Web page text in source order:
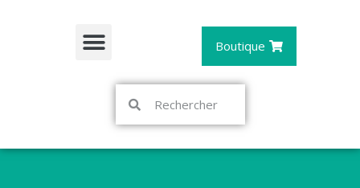
Boutique